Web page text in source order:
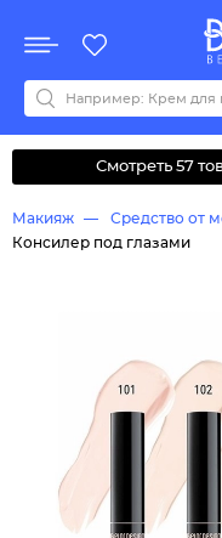
Все бренды
0-9ABCDEFGHIJKLMNO
Смотреть 57
Макияж
Средство от
Консилер под глазами